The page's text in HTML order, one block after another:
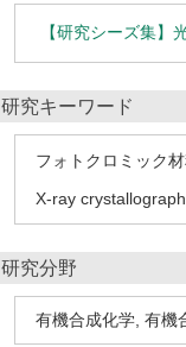
【研究シーズ集】
研究キーワード
フォトクロミック
X-ray
研究分野
有機合成化学 有機